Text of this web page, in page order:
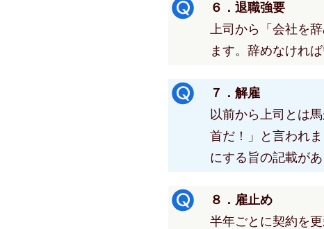
６．退職強要
上司から「会社を
ます。辞めなけれ
７．解雇
以前から上司とは
首だ！」と言われ
にする旨の記載が
８．雇止め
半年ごとに契約を